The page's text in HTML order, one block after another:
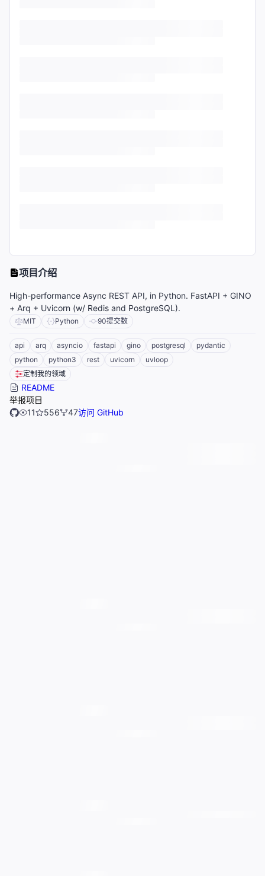
项目介绍
High-performance Async REST API, in Python. FastAPI + GINO
+ Arq + Uvicorn (w/ Redis and PostgreSQL).
MIT Python 90提交数
api arq asyncio fastapi gino postgresql
pydantic
python
python3 rest uvicorn
uvloop
定制我的领域
README
举报项目
11
556 47访问 GitHub